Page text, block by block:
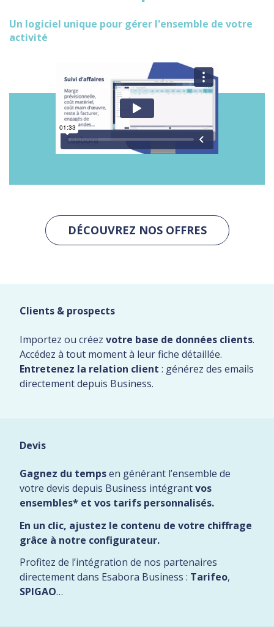
Un logiciel unique pour gérer l'ensemble de votre
activité
DÉCOUVREZ NOS OFFRES
Clients & prospects
Importez ou créez votre base de données clients.
Accédez à tout moment à leur fiche détaillée.
Entretenez la relation client : générez des emails
directement depuis Business.
Devis
Gagnez du tempsen générant l’ensemble de
votre devis depuis Business intégrantvos
ensembles* et vos tarifs personnalisés.
En un clic, ajustez le contenu de votre chiffrage
grâce à notre configurateur.
Profitez de l’intégration de nos partenaires
directement dans Esabora Business : Tarifeo,
SPIGAO…